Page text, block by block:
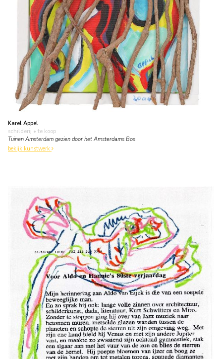
Karel Appel
schilderij • te koop
Tuinen Amsterdam gezien door het Amsterdams Bos
bekijk kunstwerk